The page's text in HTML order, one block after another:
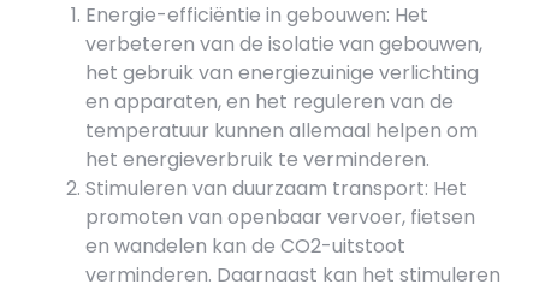
Energie-efficiëntie in gebouwen: Het
verbeteren van de isolatie van gebouwen,
het gebruik van energiezuinige verlichting
en apparaten, en het reguleren van de
temperatuur kunnen allemaal helpen om
het energieverbruik te verminderen.
Stimuleren van duurzaam transport: Het
promoten van openbaar vervoer, fietsen
en wandelen kan de CO2-uitstoot
verminderen. Daarnaast kan het stimuleren